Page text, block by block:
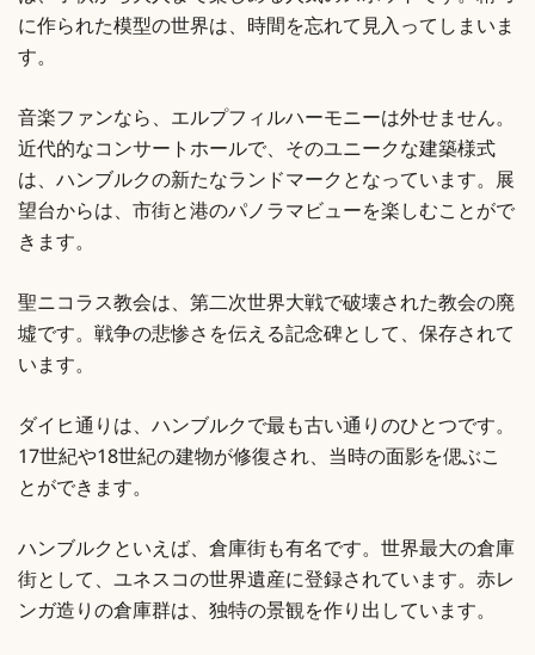
に作られた模型の世界は、時間を忘れて見入ってしまいま
す。
音楽ファンなら、エルプフィルハーモニーは外せません。
近代的なコンサートホールで、そのユニークな建築様式
は、ハンブルクの新たなランドマークとなっています。展
望台からは、市街と港のパノラマビューを楽しむことがで
きます。
聖ニコラス教会は、第二次世界大戦で破壊された教会の廃
墟です。戦争の悲惨さを伝える記念碑として、保存されて
います。
ダイヒ通りは、ハンブルクで最も古い通りのひとつです。
17世紀や18世紀の建物が修復され、当時の面影を偲ぶこ
とができます。
ハンブルクといえば、倉庫街も有名です。世界最大の倉庫
街として、ユネスコの世界遺産に登録されています。赤レ
ンガ造りの倉庫群は、独特の景観を作り出しています。